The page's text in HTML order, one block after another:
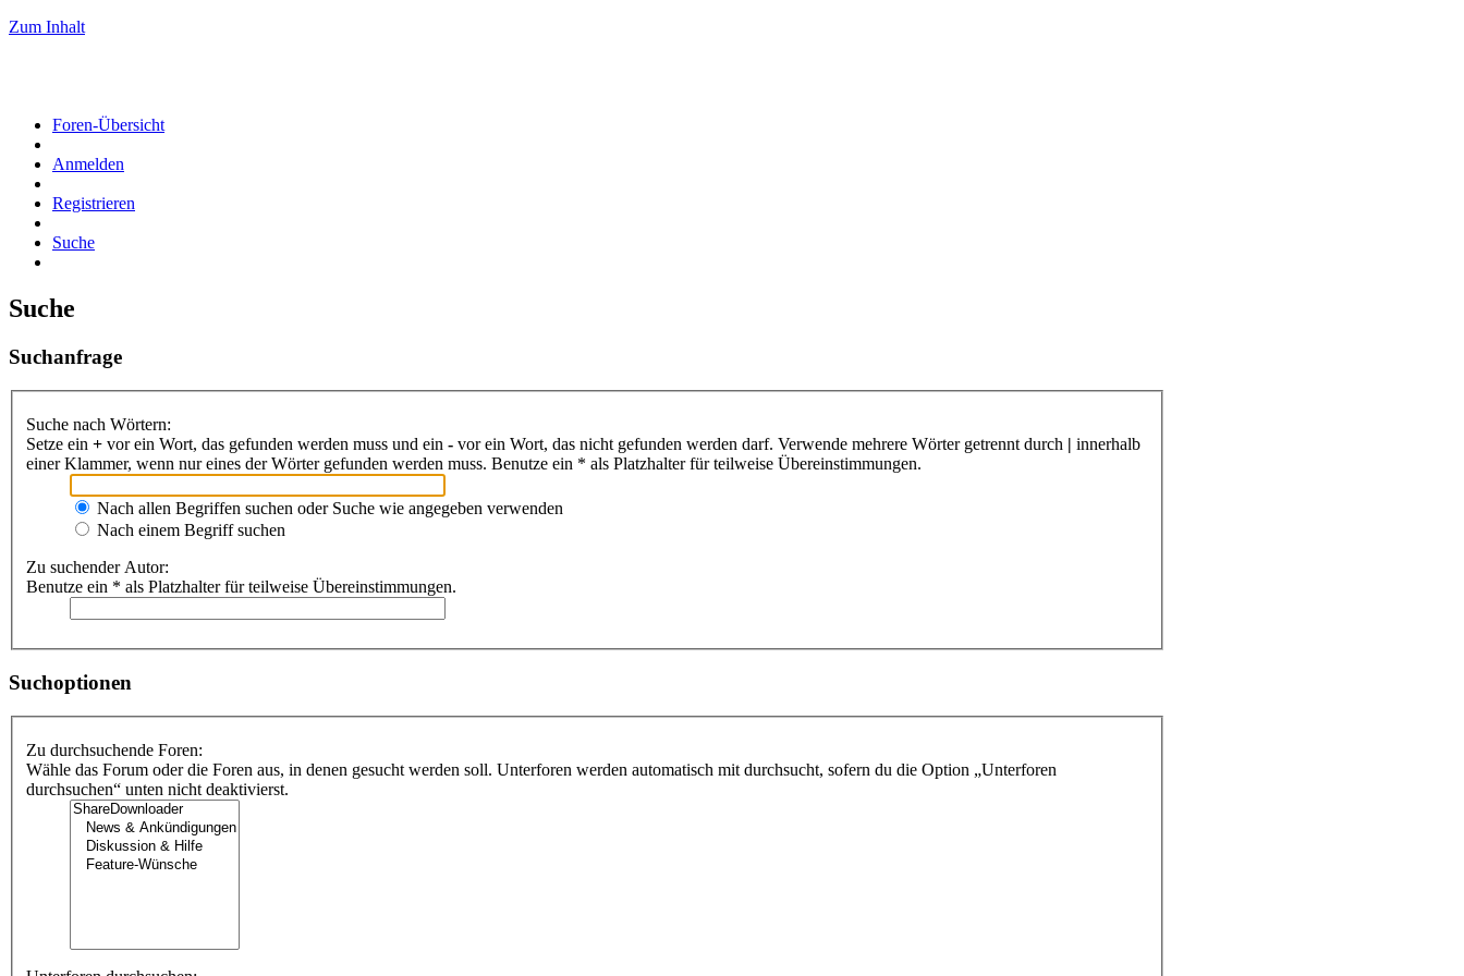
Zum Inhalt
Foren-Übersicht
Anmelden
Registrieren
Suche
Suche
Suchanfrage
Suche nach Wörtern:
Setze ein + vor ein Wort, das gefunden werden muss und ein - vor ein Wort, das nicht gefunden werden darf. Verwende mehrere Wörter getrennt durch | innerhalb
einer Klammer, wenn nur eines der Wörter gefunden werden muss. Benutze ein * als Platzhalter für teilweise Übereinstimmungen.
Nach allen Begriffen suchen oder Suche wie angegeben verwenden
Nach einem Begriff suchen
Zu suchender Autor:
Benutze ein * als Platzhalter für teilweise Übereinstimmungen.
Suchoptionen
Zu durchsuchende Foren:
Wähle das Forum oder die Foren aus, in denen gesucht werden soll. Unterforen werden automatisch mit durchsucht, sofern du die Option „Unterforen
durchsuchen“ unten nicht deaktivierst.